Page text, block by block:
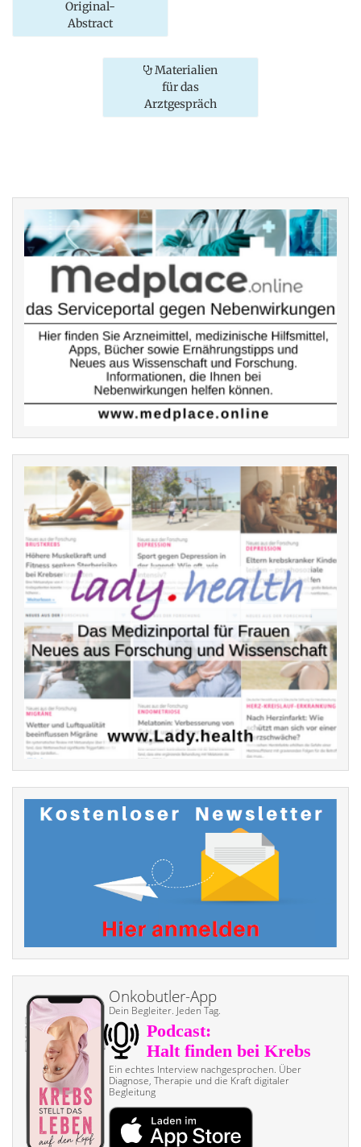
Original-
Abstract
Materialien
für das
Arztgespräch
Onkobutler-App
Dein Begleiter. Jeden Tag.
Ein echtes Interview nach­gesprochen. Über
Diagnose, Therapie und die Kraft digitaler
Begleitung